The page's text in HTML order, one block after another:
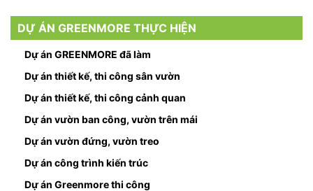
DỰ ÁN GREENMORE THỰC HIỆN
Dự án GREENMORE đã làm
Dự án thiết kế, thi công sân vườn
Dự án thiết kế, thi công cảnh quan
Dự án vườn ban công, vườn trên mái
Dự án vườn đứng, vườn treo
Dự án công trình kiến trúc
Dự án Greenmore thi công